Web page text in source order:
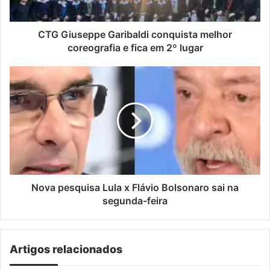
fica
em
CTG Giuseppe Garibaldi conquista melhor
coreografia e fica em 2º lugar
pesquisa
Lula
x
Flávio
Bolsonaro
segunda-
Nova pesquisa Lula x Flávio Bolsonaro sai na
segunda-feira
Artigos relacionados